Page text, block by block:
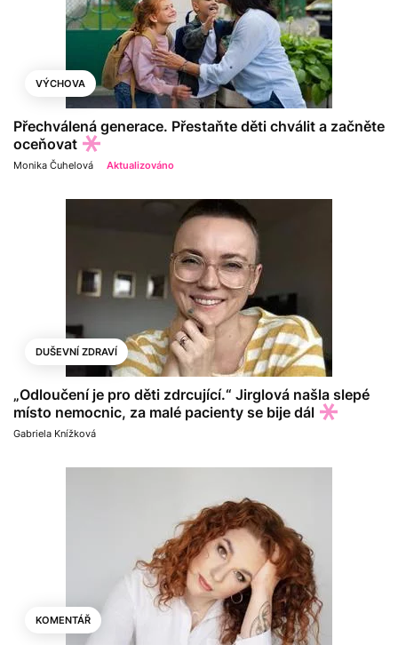
VÝCHOVA
Přechválená generace. Přestaňte děti chválit a začněte
oceňovat
Monika Čuhelová Aktualizováno
DUŠEVNÍ ZDRAVÍ
„Odloučení je pro děti zdrcující.“ Jirglová našla slepé
místo nemocnic, za malé pacienty se bije dál
Gabriela Knížková
KOMENTÁŘ